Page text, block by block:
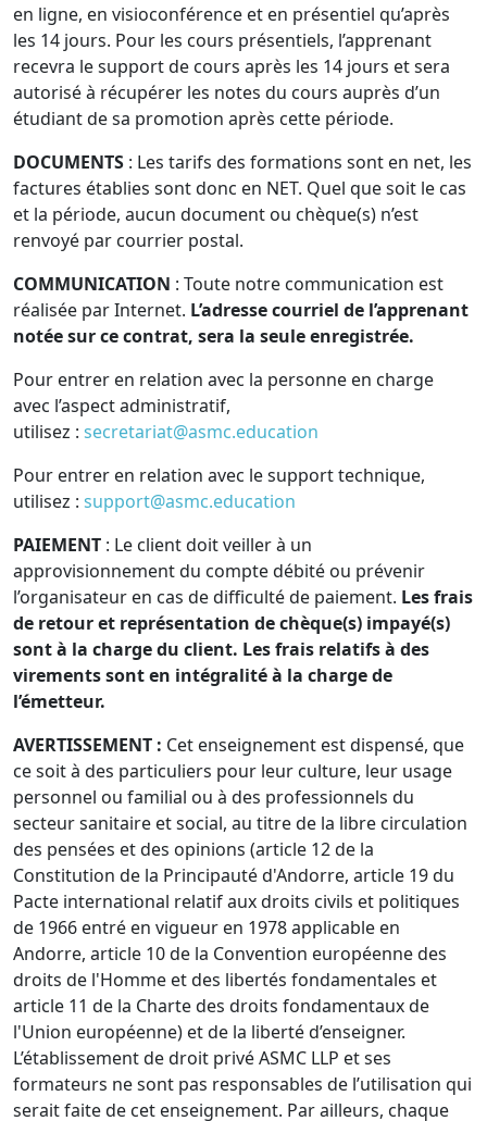
en ligne, en visioconférence et en présentiel qu’après
les 14 jours. Pour les cours présentiels, l’apprenant
recevra le support de cours après les 14 jours et sera
autorisé à récupérer les notes du cours auprès d’un
étudiant de sa promotion après cette période.
DOCUMENTS : Les tarifs des formations sont en net, les
factures établies sont donc en NET. Quel que soit le cas
et la période, aucun document ou chèque(s) n’est
renvoyé par courrier postal.
COMMUNICATION : Toute notre communication est
réalisée par Internet. L’adresse courriel de l’apprenant
notée sur ce contrat, sera la seule enregistrée.
Pour entrer en relation avec la personne en charge
avec l’aspect administratif,
utilisez : secretariat@asmc.education
Pour entrer en relation avec le support technique,
utilisez : support@asmc.education
PAIEMENT : Le client doit veiller à un
approvisionnement du compte débité ou prévenir
l’organisateur en cas de difficulté de paiement. Les frais
de retour et représentation de chèque(s) impayé(s)
sont à la charge du client. Les frais relatifs à des
virements sont en intégralité à la charge de
l’émetteur.
AVERTISSEMENT : Cet enseignement est dispensé, que
ce soit à des particuliers pour leur culture, leur usage
personnel ou familial ou à des professionnels du
secteur sanitaire et social, au titre de la libre circulation
des pensées et des opinions (article 12 de la
Constitution de la Principauté d'Andorre, article 19 du
Pacte international relatif aux droits civils et politiques
de 1966 entré en vigueur en 1978 applicable en
Andorre, article 10 de la Convention européenne des
droits de l'Homme et des libertés fondamentales et
article 11 de la Charte des droits fondamentaux de
l'Union européenne) et de la liberté d’enseigner.
L’établissement de droit privé ASMC LLP et ses
formateurs ne sont pas responsables de l’utilisation qui
serait faite de cet enseignement. Par ailleurs, chaque